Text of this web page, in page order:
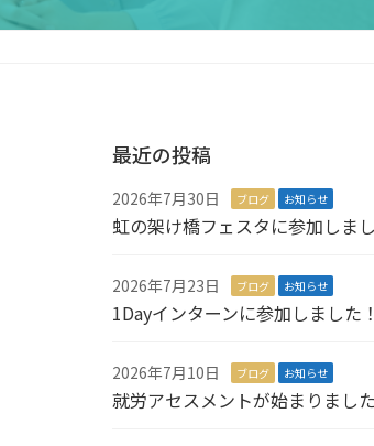
最近の投稿
2026年7月30日 ブログ お知らせ
虹の架け橋フェスタに参加しま
2026年7月23日 ブログ お知らせ
1Dayインターンに参加しました！
2026年7月10日 ブログ お知らせ
就労アセスメントが始まりまし